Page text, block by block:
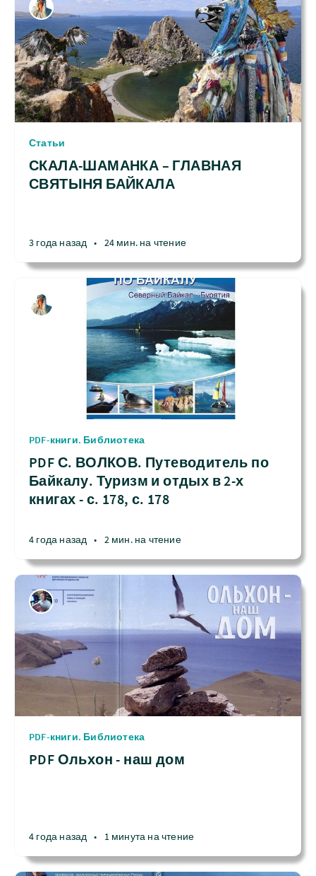
Статьи
СКАЛА-ШАМАНКА – ГЛАВНАЯ
СВЯТЫНЯ БАЙКАЛА
3 года назад • 24 мин. на чтение
PDF-книги. Библиотека
PDF С. ВОЛКОВ. Путеводитель по
Байкалу. Туризм и отдых в 2-х
книгах - с. 178, с. 178
4 года назад • 2 мин. на чтение
PDF-книги. Библиотека
PDF Ольхон - наш дом
4 года назад • 1 минута на чтение